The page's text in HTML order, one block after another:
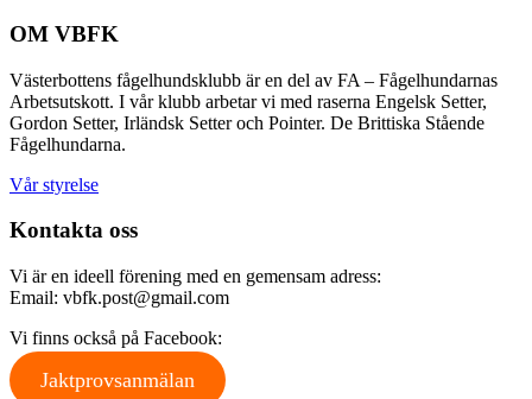
Footer
OM VBFK
Västerbottens fågelhundsklubb är en del av FA – Fågelhundarnas
Arbetsutskott. I vår klubb arbetar vi med raserna Engelsk Setter,
Gordon Setter, Irländsk Setter och Pointer. De Brittiska Stående
Fågelhundarna.
Vår styrelse
Kontakta oss
Vi är en ideell förening med en gemensam adress:
Email: vbfk.post@gmail.com
Vi finns också på Facebook:
Jaktprovsanmälan